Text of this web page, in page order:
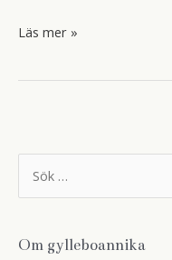
Lika
Läs mer »
e
Om gylleboannika